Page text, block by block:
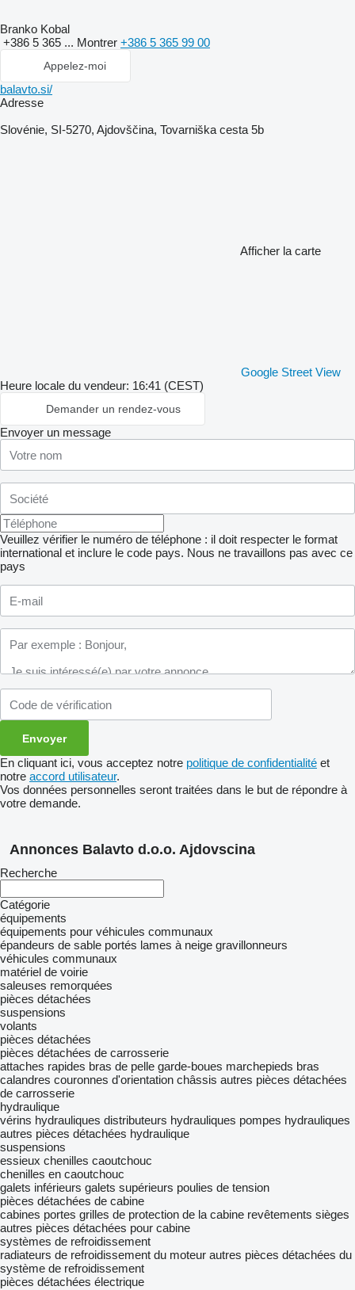
Branko Kobal
+386 5 365 ... Montrer +386 5 365 99 00
Appelez-moi
balavto.si/
Adresse
Slovénie, SI-5270, Ajdovščina, Tovarniška cesta 5b
Afficher la carte
Google Street View
Heure locale du vendeur: 16:41 (CEST)
Demander un rendez-vous
Envoyer un message
Veuillez vérifier le numéro de téléphone : il doit respecter le format
international et inclure le code pays. Nous ne travaillons pas avec ce
pays
En cliquant ici, vous acceptez notre politique de confidentialité et
notre accord utilisateur.
Vos données personnelles seront traitées dans le but de répondre à
votre demande.
Annonces Balavto d.o.o. Ajdovscina
Recherche
Catégorie
équipements
équipements pour véhicules communaux
épandeurs de sable portés lames à neige gravillonneurs
véhicules communaux
matériel de voirie
saleuses remorquées
pièces détachées
suspensions
volants
pièces détachées
pièces détachées de carrosserie
attaches rapides bras de pelle garde-boues marchepieds bras
calandres couronnes d'orientation châssis autres pièces détachées
de carrosserie
hydraulique
vérins hydrauliques distributeurs hydrauliques pompes hydrauliques
autres pièces détachées hydraulique
suspensions
essieux chenilles caoutchouc
chenilles en caoutchouc
galets inférieurs galets supérieurs poulies de tension
pièces détachées de cabine
cabines portes grilles de protection de la cabine revêtements sièges
autres pièces détachées pour cabine
systèmes de refroidissement
radiateurs de refroidissement du moteur autres pièces détachées du
système de refroidissement
pièces détachées électrique